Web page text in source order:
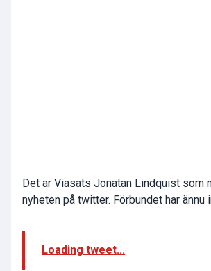
Det är Viasats Jonatan Lindquist som
nyheten på twitter. Förbundet har ännu
Loading tweet...